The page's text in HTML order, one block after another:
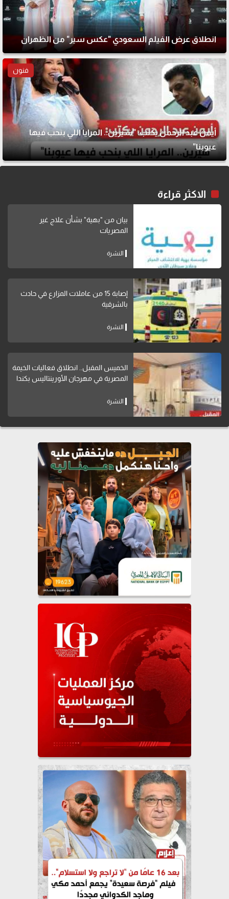
انطلاق عرض الفيلم السعودي "عكس سير" من الظهران
فنون
أيمن عبد الرحمن يكتب: "شيرين.. المرايا اللي بنحب فيها
عيوبنا"
الاكثر قراءة
بيان من "بهية" بشأن علاج غير
المصريات
النشرة
إصابة 15 من عاملات المزارع في حادث
بالشرقية
النشرة
الخميس المقبل.. انطلاق فعاليات الخيمة
المصرية في مهرجان الأورينتاليس بكندا
النشرة